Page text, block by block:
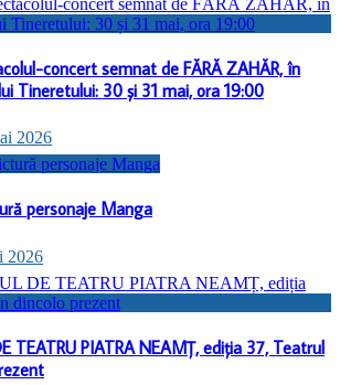
concert semnat de FĂRĂ ZAHĂR, în
Tineretului: 30 și 31 mai, ora 19:00
2026
personaje Manga
2026
TEATRU PIATRA NEAMȚ, ediția 37, Teatrul